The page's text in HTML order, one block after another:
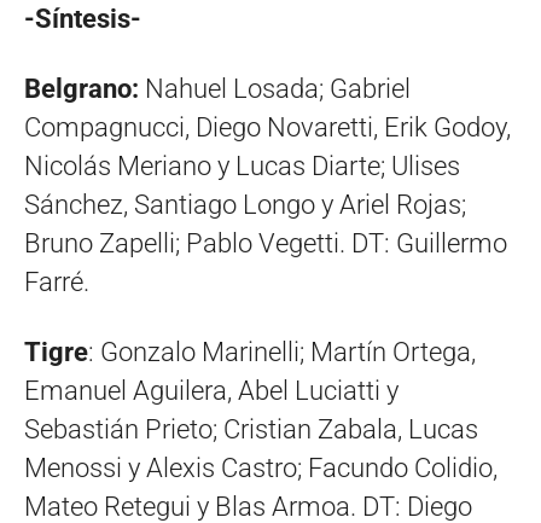
-Síntesis-
Belgrano: Nahuel Losada; Gabriel
Compagnucci, Diego Novaretti, Erik Godoy,
Nicolás Meriano y Lucas Diarte; Ulises
Sánchez, Santiago Longo y Ariel Rojas;
Bruno Zapelli; Pablo Vegetti. DT: Guillermo
Farré.
Tigre: Gonzalo Marinelli; Martín Ortega,
Emanuel Aguilera, Abel Luciatti y
Sebastián Prieto; Cristian Zabala, Lucas
Menossi y Alexis Castro; Facundo Colidio,
Mateo Retegui y Blas Armoa. DT: Diego